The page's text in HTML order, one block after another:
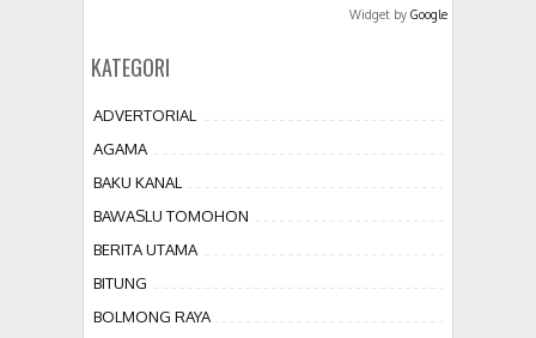
Widget by Google
KATEGORI
ADVERTORIAL
AGAMA
BAKU KANAL
BAWASLU TOMOHON
BERITA UTAMA
BITUNG
BOLMONG RAYA